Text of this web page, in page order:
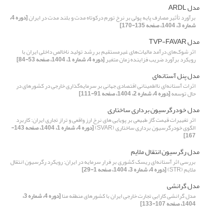
مدل ARDL
برآورد تأثیر مصارف پایه پولی بر نرخ تورم درکوتاه‌ مدت و بلند مدت در ایران [دوره 4،
شماره 3، 1404، صفحه 135-170]
مدل TVP-FAVAR
اثر شوک‌‌های درآمد مالیات‌های غیرمستقیم بر رشد تولید ناخالص داخلی ایران با
رویکرد برآورد ضریب فزاینده زمان متغیر[دوره 4، شماره 1، 1404، صفحه 53-84]
مدل پنل آستانه‌ای
اثرات آستانه‌ای نااطمینانی اقتصادی جهانی بر سرمایه‌گذاری خارجی در کشورهای در
حال توسعه[دوره 4، شماره 2، 1404، صفحه 91-111]
مدل خودرگرسیون برداری ساختاری
اثر تغییرات قیمت گاز طبیعی بر پویایی های نرخ ارز واقعی و تراز تجاری ایران: کاربرد
الگوی خودرگرسیون برداری ساختاری (SVAR) [دوره 4، شماره 1، 1404، صفحه 143-
167]
مدل رگرسیون انتقال ملایم
بررسی اثر آستانه‌ای ریسک کشوری بر فرار سرمایه در ایران: رویکرد رگرسیون انتقال
ملایم (STR) [دوره 4، شماره 3، 1404، صفحه 1-29]
مدل گرانشی
مدل گرانشی کارایی تجارت خارجی ایران با کشورهای منطقه منا [دوره 4، شماره 3،
1404، صفحه 107-133]